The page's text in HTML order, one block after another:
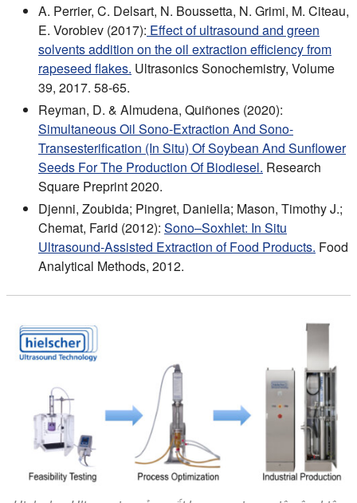
A. Perrier, C. Delsart, N. Boussetta, N. Grimi, M. Citeau,
E. Vorobiev (2017): Effect of ultrasound and green
solvents addition on the oil extraction efficiency from
rapeseed flakes. Ultrasonics Sonochemistry, Volume
39, 2017. 58-65.
Reyman, D. & Almudena, Quiñones (2020):
Simultaneous Oil Sono-Extraction And Sono-
Transesterification (In Situ) Of Soybean And Sunflower
Seeds For The Production Of Biodiesel. Research
Square Preprint 2020.
Djenni, Zoubida; Pingret, Daniella; Mason, Timothy J.;
Chemat, Farid (2012): Sono–Soxhlet: In Situ
Ultrasound-Assisted Extraction of Food Products. Food
Analytical Methods, 2012.